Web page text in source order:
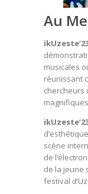
Au
musicales
réunissant
chercheurs
scène
de
de la jeune
festival